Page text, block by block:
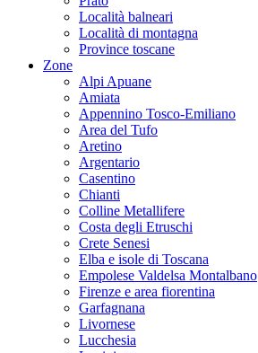
Località balneari
Località di montagna
Province toscane
Zone
Alpi Apuane
Amiata
Appennino Tosco-Emiliano
Area del Tufo
Aretino
Argentario
Casentino
Chianti
Colline Metallifere
Costa degli Etruschi
Crete Senesi
Elba e isole di Toscana
Empolese Valdelsa Montalbano
Firenze e area fiorentina
Garfagnana
Livornese
Lucchesia